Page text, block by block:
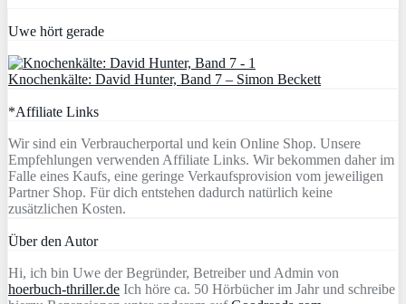
Uwe hört gerade
Knochenkälte: David Hunter, Band 7 – Simon Beckett
*Affiliate Links
Wir sind ein Verbraucherportal und kein Online Shop. Unsere
Empfehlungen verwenden Affiliate Links. Wir bekommen daher im
Falle eines Kaufs, eine geringe Verkaufsprovision vom jeweiligen
Partner Shop. Für dich entstehen dadurch natürlich keine
zusätzlichen Kosten.
Über den Autor
Hi, ich bin Uwe der Begründer, Betreiber und Admin von
hoerbuch-thriller.de Ich höre ca. 50 Hörbücher im Jahr und schreibe